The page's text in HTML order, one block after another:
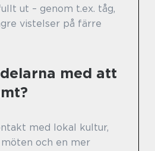
ut – genom t.ex. tåg,
vistelser på färre
med att
med lokal kultur,
och en mer